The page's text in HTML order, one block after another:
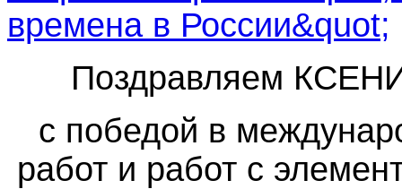
Поздравляем
с победой в
работ и работ с